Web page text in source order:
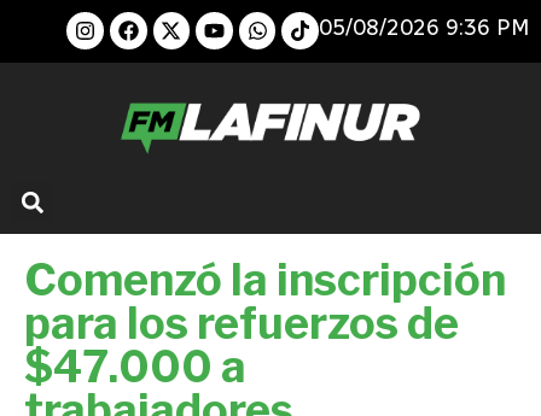
05/08/2026 9:36 PM
Comenzó la inscripción
para los refuerzos de
$47.000 a